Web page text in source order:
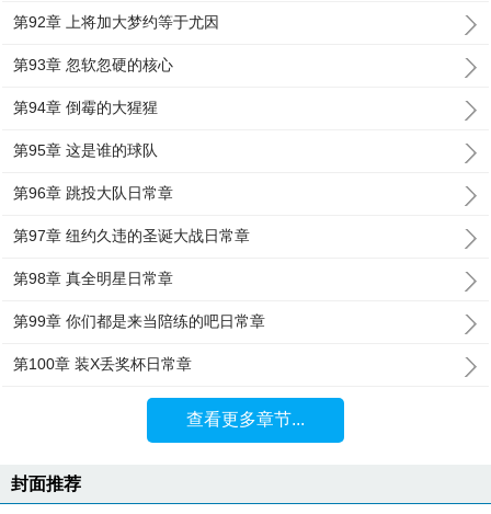
第92章 上将加大梦约等于尤因
第93章 忽软忽硬的核心
第94章 倒霉的大猩猩
第95章 这是谁的球队
第96章 跳投大队日常章
第97章 纽约久违的圣诞大战日常章
第98章 真全明星日常章
第99章 你们都是来当陪练的吧日常章
第100章 装X丢奖杯日常章
查看更多章节...
封面推荐